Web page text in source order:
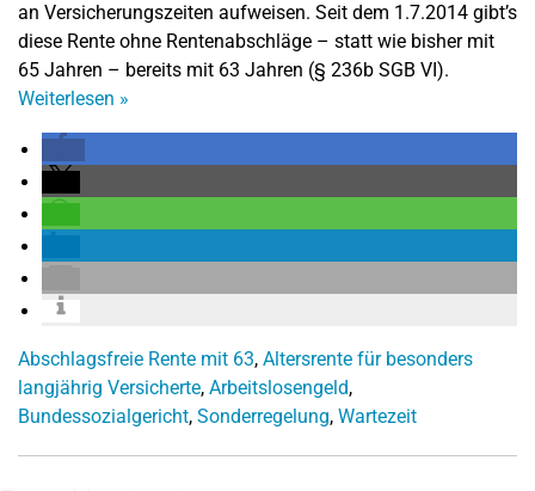
an Versicherungszeiten aufweisen. Seit dem 1.7.2014 gibt’s
diese Rente ohne Rentenabschläge – statt wie bisher mit
65 Jahren – bereits mit 63 Jahren (§ 236b SGB VI).
Weiterlesen »
Abschlagsfreie Rente mit 63, Altersrente für besonders
langjährig Versicherte, Arbeitslosengeld,
Bundessozialgericht, Sonderregelung, Wartezeit